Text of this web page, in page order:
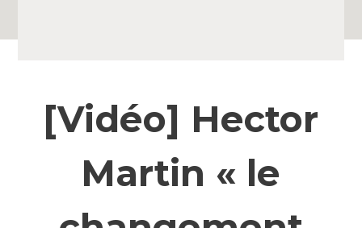
[Vidéo] Hector
Martin « le